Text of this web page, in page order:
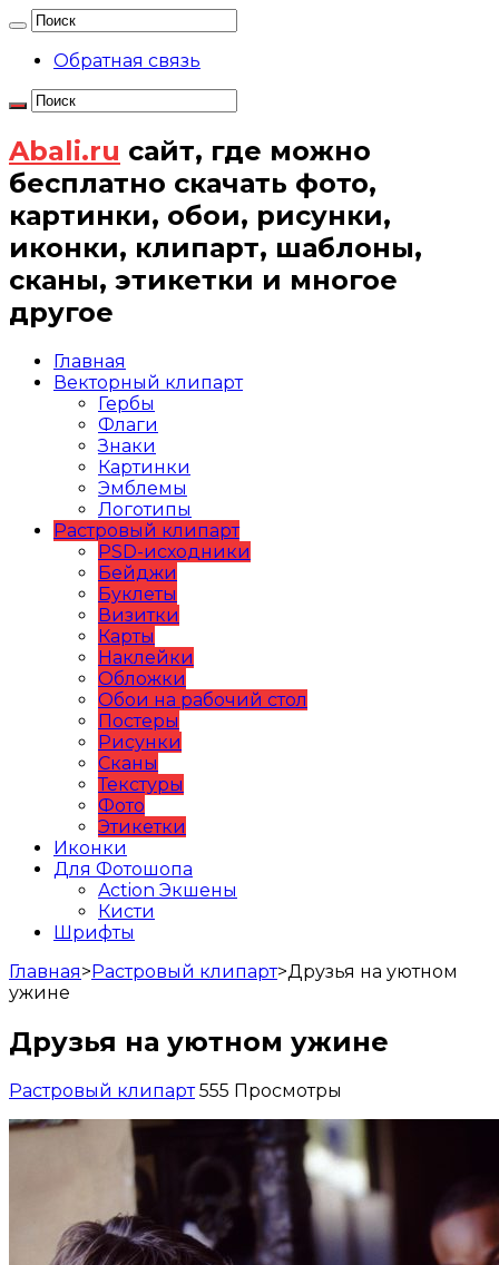
Обратная связь
Abali.ru сайт, где можно
бесплатно скачать фото,
картинки, обои, рисунки,
иконки, клипарт, шаблоны,
сканы, этикетки и многое
другое
Главная
Векторный клипарт
Гербы
Флаги
Знаки
Картинки
Эмблемы
Логотипы
Растровый клипарт
PSD-исходники
Бейджи
Буклеты
Визитки
Карты
Наклейки
Обложки
Обои на рабочий стол
Постеры
Рисунки
Сканы
Текстуры
Фото
Этикетки
Иконки
Для Фотошопа
Action Экшены
Кисти
Шрифты
Главная>Растровый клипарт>Друзья на уютном
ужине
Друзья на уютном ужине
Растровый клипарт 555 Просмотры